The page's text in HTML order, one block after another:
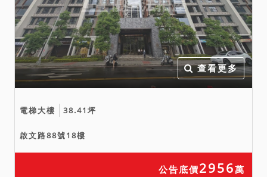
查看更多
電梯大樓 38.41坪
啟文路88號18樓
公告底價2956萬